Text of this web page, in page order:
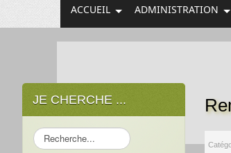
ACCUEIL ADMINISTRATION
JE CHERCHE ...
Rechercher